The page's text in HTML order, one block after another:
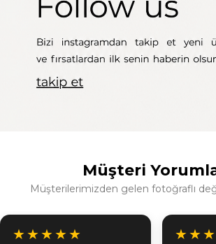
Müşteri
Müşterilerimizden gelen fotoğraflı
★★★★★